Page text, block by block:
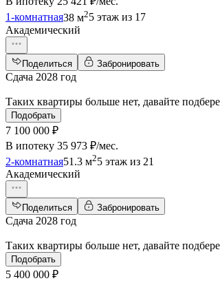
1-комнатная38 м25 этаж из 17
Академический
Поделиться Забронировать
Сдача 2028 год
Таких квартиры больше нет, давайте
Подобрать
7 100 000 ₽
В ипотеку 35 973 ₽/мес.
2-комнатная51.3 м25 этаж из 21
Академический
Поделиться Забронировать
Сдача 2028 год
Таких квартиры больше нет, давайте
Подобрать
5 400 000 ₽